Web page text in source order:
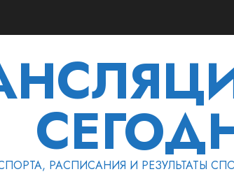
РАСПИСАНИЯ И РЕЗУЛЬТАТЫ